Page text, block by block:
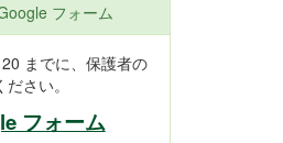
フォーム
までに、保護者の
さい。
フォーム